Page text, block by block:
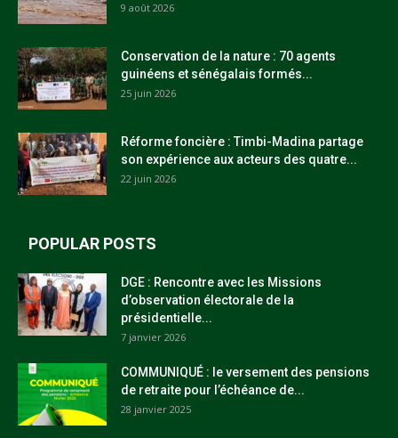
9 août 2026
Conservation de la nature : 70 agents
guinéens et sénégalais formés...
25 juin 2026
Réforme foncière : Timbi-Madina partage
son expérience aux acteurs des quatre...
22 juin 2026
POPULAR POSTS
DGE : Rencontre avec les Missions
d’observation électorale de la
présidentielle...
7 janvier 2026
COMMUNIQUÉ : le versement des pensions
de retraite pour l’échéance de...
28 janvier 2025